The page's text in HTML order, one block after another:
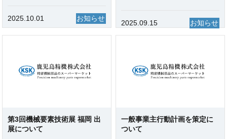
2025.10.01 お知らせ
2025.09.15 お知らせ
第3回機械要素技術展 福岡 出
展について
一般事業主行動計画を策定に
ついて